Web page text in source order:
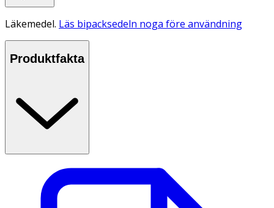
Läkemedel. Läs bipacksedeln noga före användning
Produktfakta